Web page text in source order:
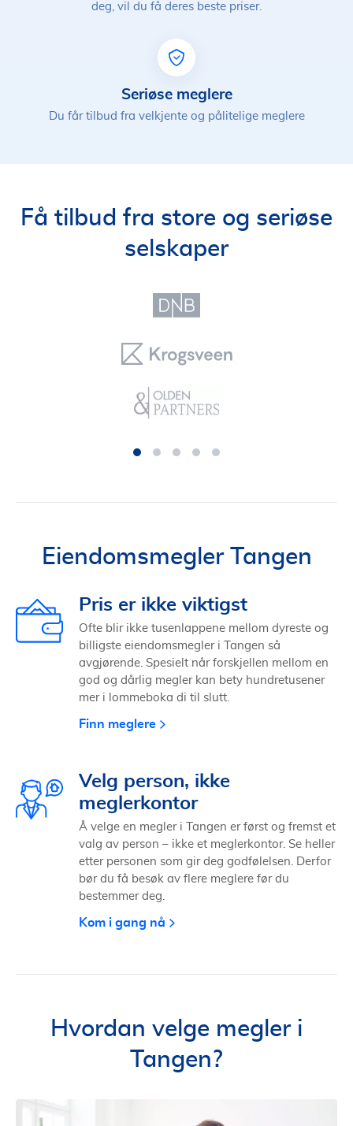
deg, vil du få deres beste priser.
Seriøse meglere
Du får tilbud fra velkjente og pålitelige meglere
Få tilbud fra store og seriøse
selskaper
Eiendomsmegler Tangen
Pris er ikke viktigst
Ofte blir ikke tusenlappene mellom dyreste og
billigste eiendomsmegler i Tangen så
avgjørende. Spesielt når forskjellen mellom en
god og dårlig megler kan bety hundretusener
mer i lommeboka di til slutt.
Finn meglere
Velg person, ikke
meglerkontor
Å velge en megler i Tangen er først og fremst et
valg av person – ikke et meglerkontor. Se heller
etter personen som gir deg godfølelsen. Derfor
bør du få besøk av flere meglere før du
bestemmer deg.
Kom i gang nå
Hvordan velge megler i
Tangen?